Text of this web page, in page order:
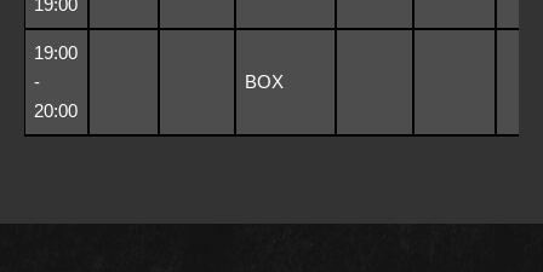
19:00
19:00
-
20:00
BOX